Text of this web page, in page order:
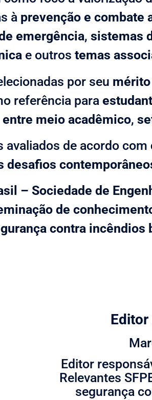
à prevenção e combate
emergência, sistemas
e outros temas
por seu
referência para
meio acadêmico,
avaliados de acordo com
desafios
– Sociedade de
de
contra incêndios
Editor
Relevantes
segurança